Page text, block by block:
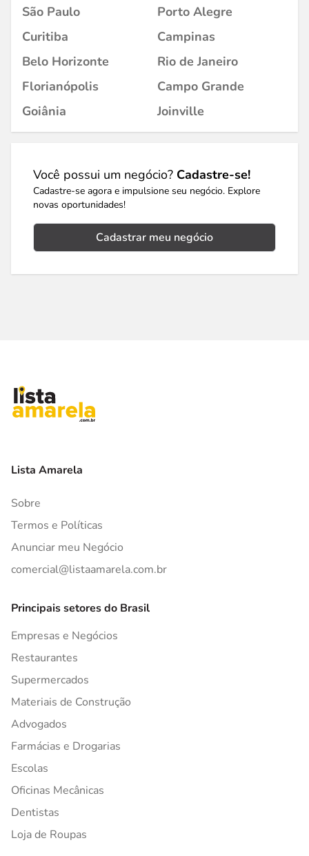
São Paulo
Porto Alegre
Curitiba
Campinas
Belo Horizonte
Rio de Janeiro
Florianópolis
Campo Grande
Goiânia
Joinville
Você possui um negócio? Cadastre-se!
Cadastre-se agora e impulsione seu negócio. Explore
novas oportunidades!
Cadastrar meu negócio
Lista Amarela
Sobre
Termos e Políticas
Anunciar meu Negócio
comercial@listaamarela.com.br
Principais setores do Brasil
Empresas e Negócios
Restaurantes
Supermercados
Materiais de Construção
Advogados
Farmácias e Drogarias
Escolas
Oficinas Mecânicas
Dentistas
Loja de Roupas